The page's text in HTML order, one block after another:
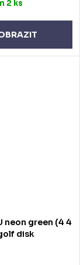
2 ks
neon green (4 4
disk